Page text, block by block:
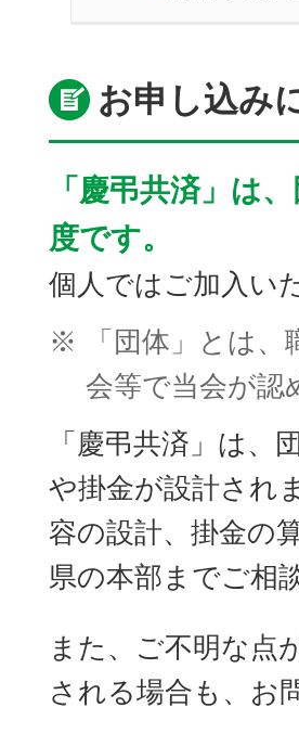
お申し込み
「慶弔共済」は
度です。
個人ではご加入い
※
「団体」とは
会等で当会が認
「慶弔共済」は
や掛金が設計され
容の設計、掛金の
県の本部までご相
また、ご不明な点
される場合も、お